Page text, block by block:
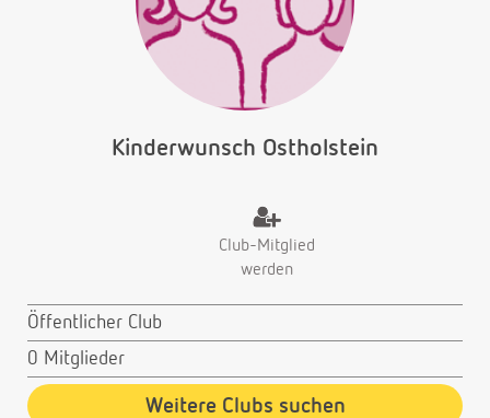
Kinderwunsch Ostholstein
Club-Mitglied
werden
Öffentlicher Club
0 Mitglieder
Weitere Clubs suchen